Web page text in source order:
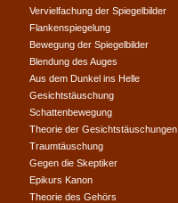
Vervielfachung der Spiegelbilder
Flankenspiegelung
Bewegung der Spiegelbilder
Blendung des Auges
Aus dem Dunkel ins Helle
Gesichtstäuschung
Schattenbewegung
Theorie der Gesichtstäuschungen
Traumtäuschung
Gegen die Skeptiker
Epikurs Kanon
Theorie des Gehörs